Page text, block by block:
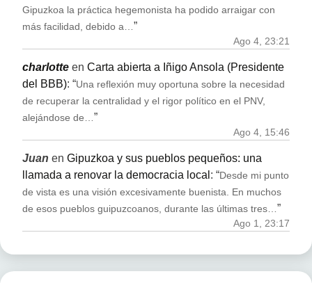
Gipuzkoa la práctica hegemonista ha podido arraigar con
más facilidad, debido a…”
Ago 4, 23:21
charlotte en Carta abierta a Iñigo Ansola (Presidente
del BBB): “Una reflexión muy oportuna sobre la necesidad
de recuperar la centralidad y el rigor político en el PNV,
alejándose de… ”
Ago 4, 15:46
Juan en Gipuzkoa y sus pueblos pequeños: una
llamada a renovar la democracia local : “Desde mi punto
de vista es una visión excesivamente buenista. En muchos
de esos pueblos guipuzcoanos, durante las últimas tres… ”
Ago 1, 23:17